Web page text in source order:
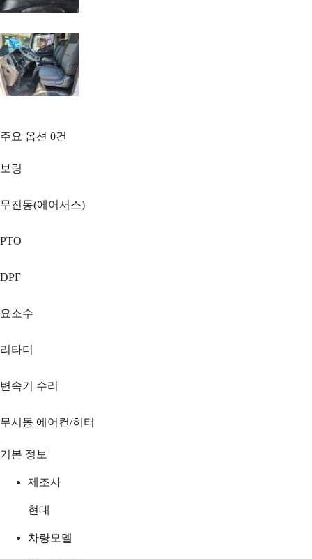
주요 옵션 0건
보링
무진동(에어서스)
PTO
DPF
요소수
리타더
변속기 수리
무시동 에어컨/히터
기본 정보
제조사
현대
차량모델